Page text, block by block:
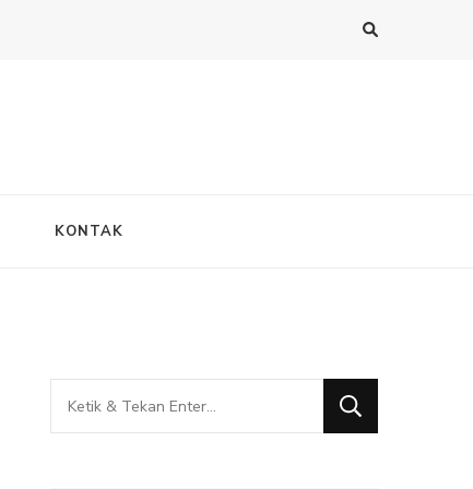
KONTAK
Mencari
Sesuatu?